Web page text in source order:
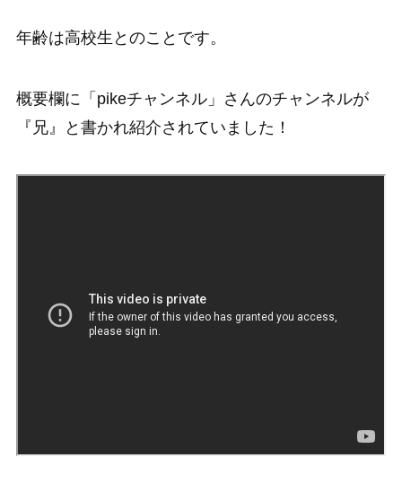
年齢は高校生とのことです。
概要欄に「pikeチャンネル」さんのチャンネルが
『兄』と書かれ紹介されていました！